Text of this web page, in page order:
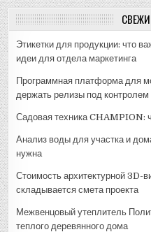
Этикетки для продукции: что
идеи для отдела маркетинга
Программная платформа для
держать релизы под контролем
Садовая техника CHAMPION:
Анализ воды для участка и
нужна
Стоимость архитектурной 3D-
складывается смета проекта
Межвенцовый утеплитель
теплого деревянного дома